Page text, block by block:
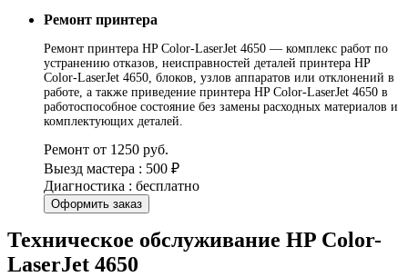
Ремонт принтера
Ремонт принтера HP Color-LaserJet 4650 — комплекс работ по
устранению отказов, неисправностей деталей принтера HP
Color-LaserJet 4650, блоков, узлов аппаратов или отклонений в
работе, а также приведение принтера HP Color-LaserJet 4650 в
работоспособное состояние без замены расходных материалов и
комплектующих деталей.
Ремонт от 1250 руб.
Выезд мастера : 500 ₽
Диагностика : бесплатно
Оформить заказ
Техническое обслуживание HP Color-
LaserJet 4650